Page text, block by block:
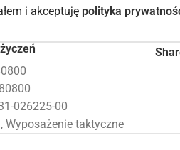
i akceptuję polityka
026225-00
, Wyposażenie taktyczne